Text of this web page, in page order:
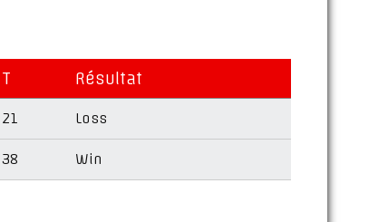
T Résultat
21 Loss
38 Win